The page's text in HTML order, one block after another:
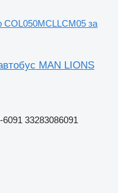
COL050MCLLCM05 за
MAN LIONS
33283086091